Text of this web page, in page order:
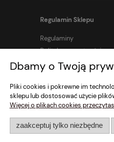
Regulamin Sklepu
Regulaminy
Polityka prywatności
Zwroty i reklamacje
Dbamy o Twoją
Pliki cookies i pokrewne im
sklepu lub dostosować użycie
Więcej o plikach cookies
zaakceptuj tylko niezbędne